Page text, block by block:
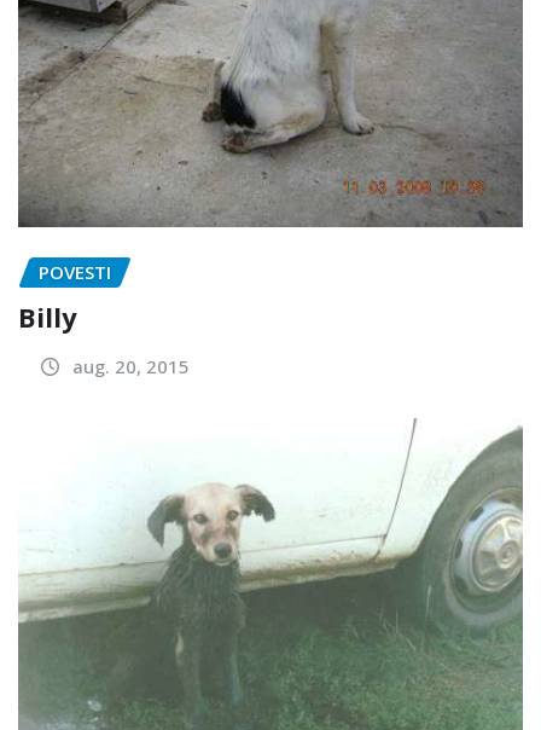
POVESTI
Billy
aug. 20, 2015